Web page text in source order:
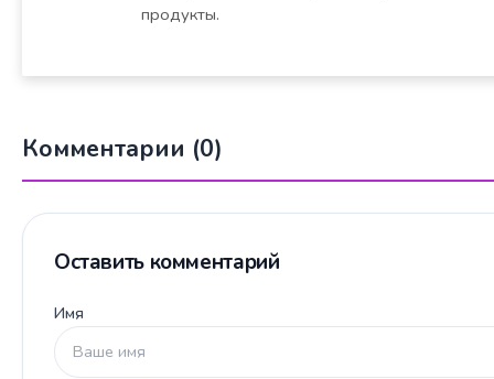
продукты.
Комментарии (0)
Оставить комментарий
Имя